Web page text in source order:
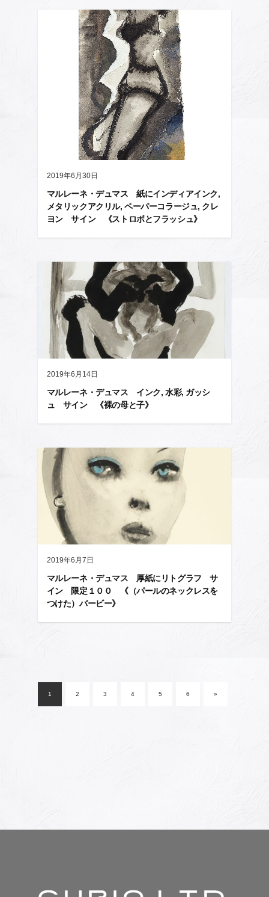
2019年6月30日
マルレーネ・デュマス 紙にインディアインク,
メタリックアクリル, ペーパーコラージュ, クレ
ヨン サイン 《ストロボとフラッシュ》
2019年6月14日
マルレーネ・デュマス インク, 水彩, ガッシ
ュ サイン 《裸の母と子》
2019年6月7日
マルレーネ・デュマス 厚紙にリトグラフ サ
イン 限定１００ 《（パールのネックレスを
つけた）バービー》
1 2 3 4 5 6 »